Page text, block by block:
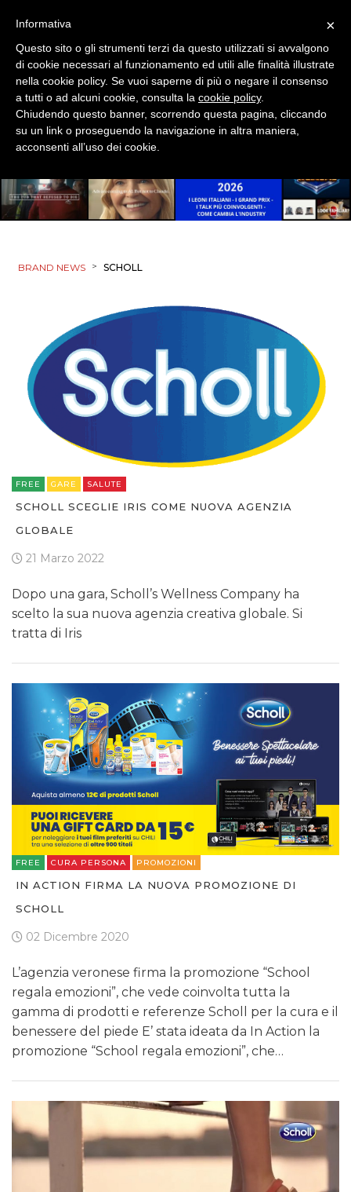
CASE HISTORY
OPINIONI
BRAND NEWS > SCHOLL
FREE GARE SALUTE
SCHOLL SCEGLIE IRIS COME NUOVA AGENZIA
GLOBALE
21 Marzo 2022
Dopo una gara, Scholl’s Wellness Company ha
scelto la sua nuova agenzia creativa globale. Si
tratta di Iris
FREE CURA PERSONA PROMOZIONI
IN ACTION FIRMA LA NUOVA PROMOZIONE DI
SCHOLL
02 Dicembre 2020
L’agenzia veronese firma la promozione “School
regala emozioni”, che vede coinvolta tutta la
gamma di prodotti e referenze Scholl per la cura e il
benessere del piede E’ stata ideata da In Action la
promozione “School regala emozioni”, che…
×
Informativa
Questo sito o gli strumenti terzi da questo utilizzati si avvalgono
di cookie necessari al funzionamento ed utili alle finalità illustrate
nella cookie policy. Se vuoi saperne di più o negare il consenso
a tutti o ad alcuni cookie, consulta la cookie policy.
Chiudendo questo banner, scorrendo questa pagina, cliccando
su un link o proseguendo la navigazione in altra maniera,
acconsenti all’uso dei cookie.